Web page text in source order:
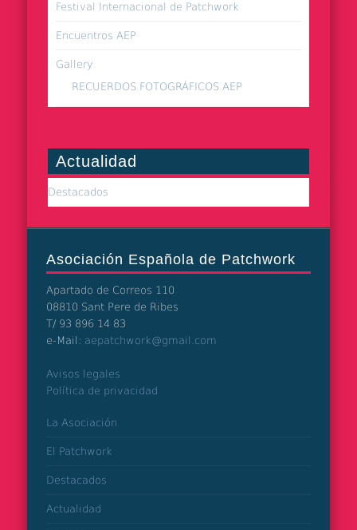
Festival Internacional de Patchwork
Encuentros AEP
Gallery
RECUERDOS FOTOGRÁFICOS AEP
Actualidad
Destacados
Asociación Española de Patchwork
Apartado de Correos 110
08810 Sant Pere de Ribes
T/ 93 896 14 83
e-Mail: aepatchwork@gmail.com
Avisos legales
Política de privacidad
La Asociación
El Patchwork
Destacados
Actualidad